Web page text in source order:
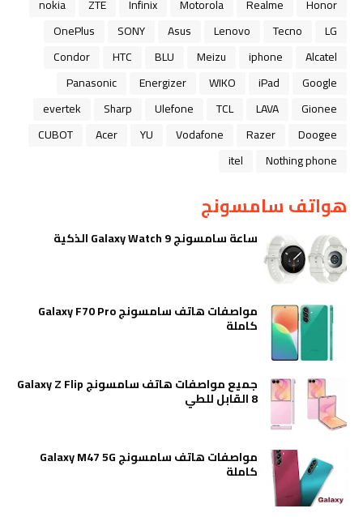
Honor
Realme
Motorola
Infinix
ZTE
nokia
LG
Tecno
Lenovo
Asus
SONY
OnePlus
Alcatel
iphone
Meizu
BLU
HTC
Condor
Google
iPad
WIKO
Energizer
Panasonic
Gionee
LAVA
TCL
Ulefone
Sharp
evertek
Doogee
Razer
Vodafone
YU
Acer
CUBOT
Nothing phone
itel
هواتف سامسونج
ساعة سامسونج Galaxy Watch 9 الذكية
مواصفات هاتف سامسونج Galaxy F70 Pro
كاملة
جميع مواصفات هاتف سامسونج Galaxy Z Flip
8 القابل للطي
مواصفات هاتف سامسونج Galaxy M47 5G
كاملة